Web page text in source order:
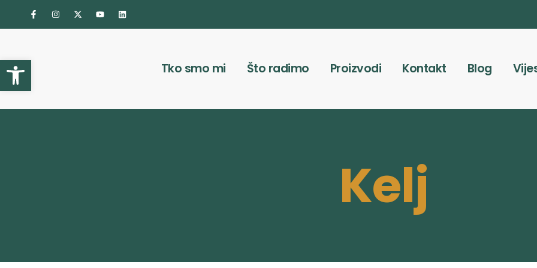
Tko smo mi Što radimo Proizvodi Kontakt Blog
Kelj
Otvori alatnu traku